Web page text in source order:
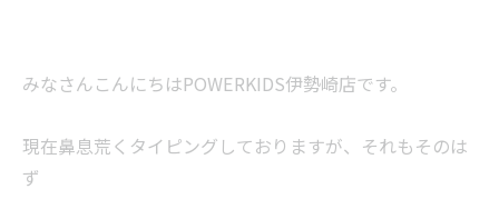
みなさんこんにちはPOWERKIDS伊勢崎店です。
現在鼻息荒くタイピングしておりますが、それもそのは
ず